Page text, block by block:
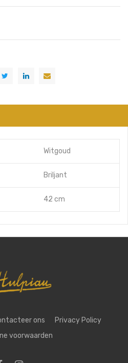
Witgoud
Briljant
42 cm
ons
Privacy Policy
voorwaarden